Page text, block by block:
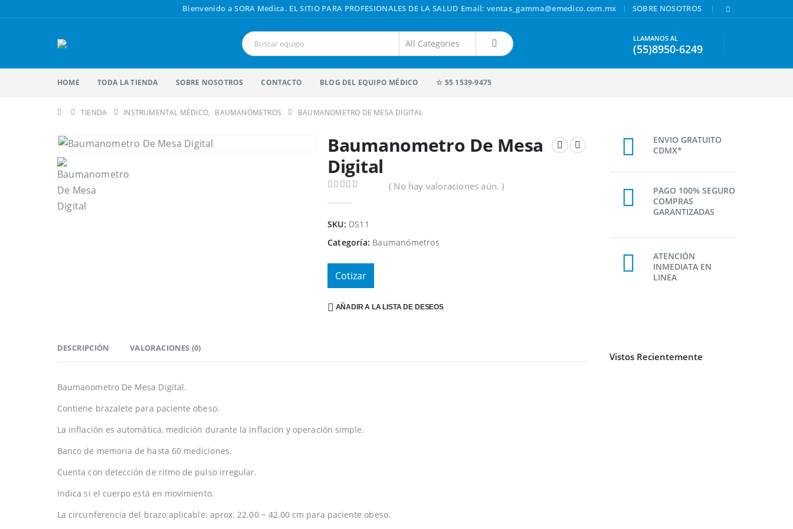
Bienvenido a SORA Medica. EL SITIO PARA PROFESIONALES DE LA SALUD Email: ventas_gamma@emedico.com.mx | SOBRE NOSOTROS |
LLAMANOS AL
(55)8950-6249
HOME TODA LA TIENDA SOBRE NOSOTROS CONTACTO BLOG DEL EQUIPO MÉDICO ☆ 55 1539-9475
TIENDA INSTRUMENTAL MÉDICO, BAUMANÓMETROS BAUMANOMETRO DE MESA DIGITAL
Baumanometro De Mesa
Digital
( No hay valoraciones aún. )
SKU: DS11
Categoría: Baumanómetros
Cotizar
AÑADIR A LA LISTA DE DESEOS
DESCRIPCIÓN VALORACIONES (0)
Baumanometro De Mesa Digital.
Contiene brazalete para paciente obeso.
La inflación es automática, medición durante la inflación y operación simple.
Banco de memoria de hasta 60 mediciones.
Cuenta con detección de ritmo de pulso irregular.
Indica si el cuerpo está en movimiento.
La circunferencia del brazo aplicable: aprox. 22.00 ~ 42.00 cm para paciente obeso.
ENVIO GRATUITO
CDMX*
PAGO 100% SEGURO
COMPRAS
GARANTIZADAS
ATENCIÓN
INMEDIATA EN
LINEA
Vistos Recientemente